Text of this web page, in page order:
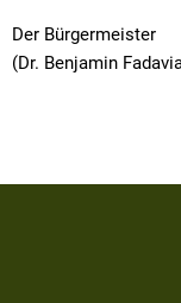
Der Bürgermeister
(Dr. Benjamin